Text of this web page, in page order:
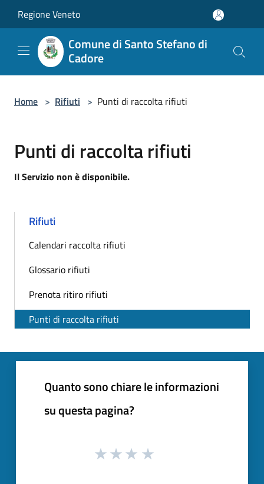
Regione Veneto
Comune di Santo Stefano di
Cadore
Home > Rifiuti > Punti di raccolta rifiuti
Punti di raccolta rifiuti
Il Servizio non è disponibile.
Rifiuti
Calendari raccolta rifiuti
Glossario rifiuti
Prenota ritiro rifiuti
Punti di raccolta rifiuti
Quanto sono chiare le informazioni
su questa pagina?